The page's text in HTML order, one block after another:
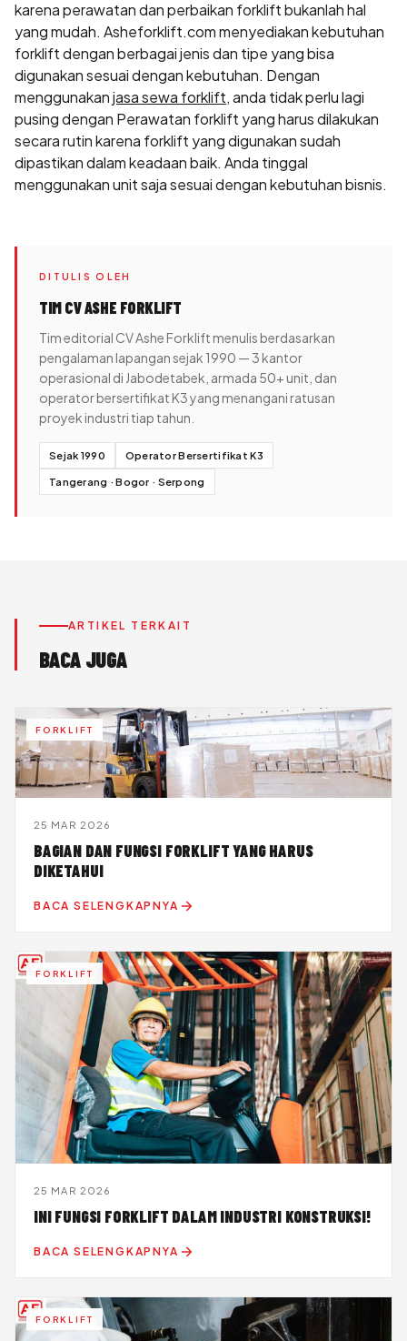
karena perawatan dan perbaikan forklift bukanlah hal
yang mudah. Asheforklift.com menyediakan kebutuhan
forklift dengan berbagai jenis dan tipe yang bisa
digunakan sesuai dengan kebutuhan. Dengan
menggunakanjasa sewa forklift, anda tidak perlu lagi
pusing dengan Perawatan forklift yang harus dilakukan
secara rutin karena forklift yang digunakan sudah
dipastikan dalam keadaan baik. Anda tinggal
menggunakan unit saja sesuai dengan kebutuhan bisnis.
DITULIS OLEH
TIM CV ASHE FORKLIFT
Tim editorial CV Ashe Forklift menulis berdasarkan
pengalaman lapangan sejak 1990 — 3 kantor
operasional di Jabodetabek, armada 50+ unit, dan
operator bersertifikat K3 yang menangani ratusan
proyek industri tiap tahun.
Sejak 1990 Operator Bersertifikat K3
Tangerang · Bogor · Serpong
ARTIKEL TERKAIT
BACA JUGA
FORKLIFT
25 MAR 2026
BAGIAN DAN FUNGSI FORKLIFT YANG HARUS
DIKETAHUI
BACA SELENGKAPNYA
FORKLIFT
25 MAR 2026
INI FUNGSI FORKLIFT DALAM INDUSTRI KONSTRUKSI!
BACA SELENGKAPNYA
FORKLIFT